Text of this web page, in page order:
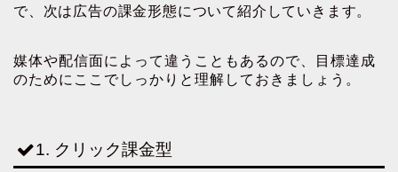
で、次は広告の課金形態について紹介していきます。
媒体や配信面によって違うこともあるので、目標達成
のためにここでしっかりと理解しておきましょう。
1. クリック課金型